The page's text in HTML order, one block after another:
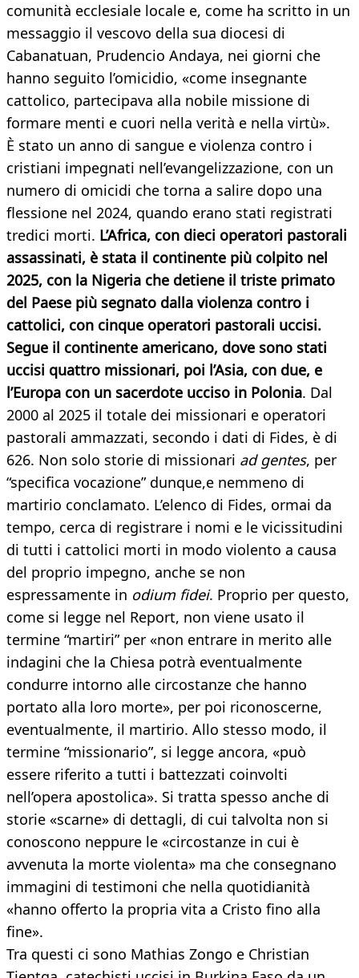
comunità ecclesiale locale e, come ha scritto in un
messaggio il vescovo della sua diocesi di
Cabanatuan, Prudencio Andaya, nei giorni che
hanno seguito l’omicidio, «come insegnante
cattolico, partecipava alla nobile missione di
formare menti e cuori nella verità e nella virtù».
È stato un anno di sangue e violenza contro i
cristiani impegnati nell’evangelizzazione, con un
numero di omicidi che torna a salire dopo una
flessione nel 2024, quando erano stati registrati
tredici morti. L’Africa, con dieci operatori pastorali
assassinati, è stata il continente più colpito nel
2025, con la Nigeria che detiene il triste primato
del Paese più segnato dalla violenza contro i
cattolici, con cinque operatori pastorali uccisi.
Segue il continente americano, dove sono stati
uccisi quattro missionari, poi l’Asia, con due, e
l’Europa con un sacerdote ucciso in Polonia. Dal
2000 al 2025 il totale dei missionari e operatori
pastorali ammazzati, secondo i dati di Fides, è di
626. Non solo storie di missionari ad gentes, per
“specifica vocazione” dunque,e nemmeno di
martirio conclamato. L’elenco di Fides, ormai da
tempo, cerca di registrare i nomi e le vicissitudini
di tutti i cattolici morti in modo violento a causa
del proprio impegno, anche se non
espressamente in odium fidei. Proprio per questo,
come si legge nel Report, non viene usato il
termine “martiri” per «non entrare in merito alle
indagini che la Chiesa potrà eventualmente
condurre intorno alle circostanze che hanno
portato alla loro morte», per poi riconoscerne,
eventualmente, il martirio. Allo stesso modo, il
termine “missionario”, si legge ancora, «può
essere riferito a tutti i battezzati coinvolti
nell’opera apostolica». Si tratta spesso anche di
storie «scarne» di dettagli, di cui talvolta non si
conoscono neppure le «circostanze in cui è
avvenuta la morte violenta» ma che consegnano
immagini di testimoni che nella quotidianità
«hanno offerto la propria vita a Cristo fino alla
fine».
Tra questi ci sono Mathias Zongo e Christian